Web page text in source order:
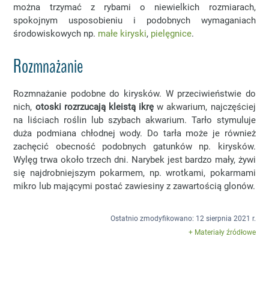
można trzymać z rybami o niewielkich rozmiarach,
spokojnym usposobieniu i podobnych wymaganiach
środowiskowych np. małe kiryski, pielęgnice.
Rozmnażanie
Rozmnażanie podobne do kirysków. W przeciwieństwie do
nich, otoski rozrzucają kleistą ikrę w akwarium, najczęściej
na liściach roślin lub szybach akwarium. Tarło stymuluje
duża podmiana chłodnej wody. Do tarła może je również
zachęcić obecność podobnych gatunków np. kirysków.
Wylęg trwa około trzech dni. Narybek jest bardzo mały, żywi
się najdrobniejszym pokarmem, np. wrotkami, pokarmami
mikro lub mającymi postać zawiesiny z zawartością glonów.
Ostatnio zmodyfikowano: 12 sierpnia 2021 r.
+ Materiały źródłowe